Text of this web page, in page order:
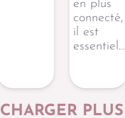
en plus
connecté,
il est
essentiel…
CHARGER PLUS